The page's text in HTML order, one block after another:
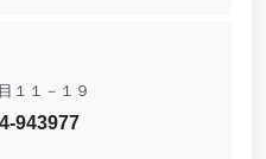
１１－１９
943977